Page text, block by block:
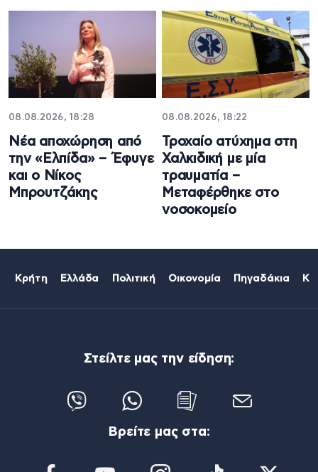
08.08.2026, 18:28
Νέα αποχώρηση από
την «Ελπίδα» – Έφυγε
και ο Νίκος
Μπρουτζάκης
08.08.2026, 18:22
Τροχαίο ατύχημα στη
Χαλκιδική με μία
τραυματία –
Μεταφέρθηκε στο
νοσοκομείο
Κρήτη Ελλάδα Πολιτική Οικονομία Πηγαδάκια
Στείλτε μας την είδηση:
Βρείτε μας στα: